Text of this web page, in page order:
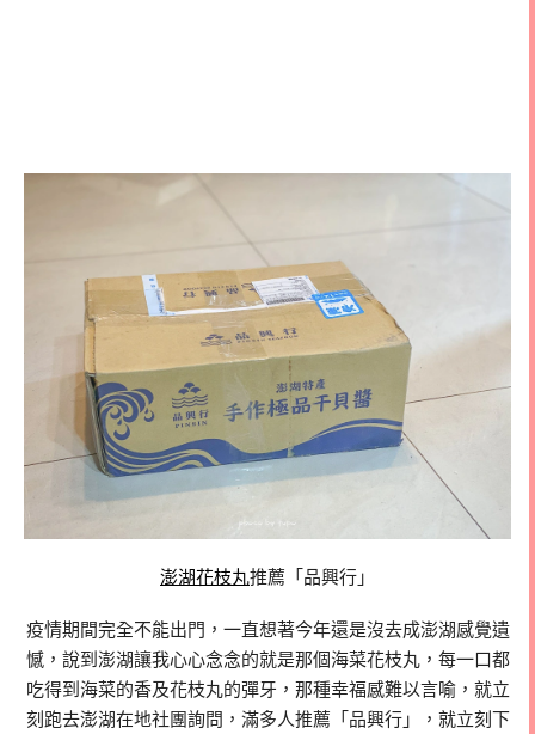
澎湖花枝丸推薦「品興行」
疫情期間完全不能出門，一直想著今年還是沒去成澎湖感覺遺
憾，說到澎湖讓我心心念念的就是那個海菜花枝丸，每一口都
吃得到海菜的香及花枝丸的彈牙，那種幸福感難以言喻，就立
刻跑去澎湖在地社團詢問，滿多人推薦「品興行」，就立刻下